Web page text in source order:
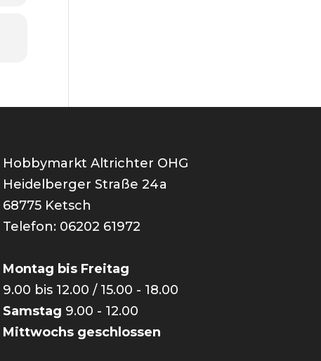
Hobbymarkt Altrichter OHG
Heidelberger Straße 24a
68775 Ketsch
Telefon: 06202 61972
Montag bis Freitag
9.00 bis 12.00 / 15.00 - 18.00
Samstag 9.00 - 12.00
Mittwochs geschlossen